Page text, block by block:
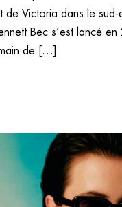
de Victoria dans le sud-
Bec s’est lancé
de […]